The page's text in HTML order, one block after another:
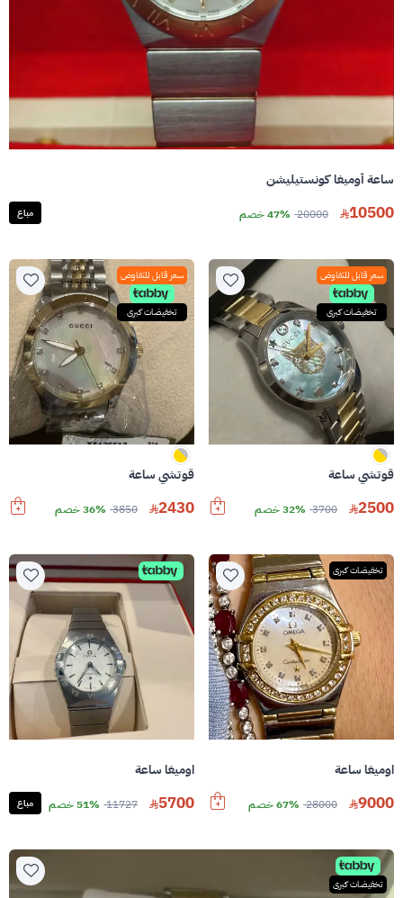
ساعة أوميغا كونستيليشن
10500
20000 47% خصم مباع
سعر قابل للتفاوض
تخفيضات كبرى
قوتشي ساعة
2500
3700 32% خصم
سعر قابل للتفاوض
تخفيضات كبرى
قوتشي ساعة
2430
3850 36% خصم
تخفيضات كبرى
اوميغا ساعة
9000
28000 67% خصم
اوميغا ساعة
5700
11727 51% خصم مباع
تخفيضات كبرى